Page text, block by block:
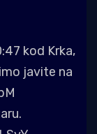
kod Krka,
javite na